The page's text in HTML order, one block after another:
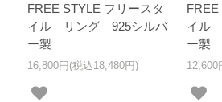
FREE STYLE フリースタ
イル リング 925シルバ
ー製
16,800円(税込18,480円)
FREE
イル
ー製
12,600